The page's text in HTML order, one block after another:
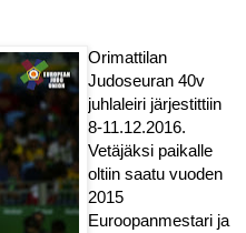
Orimattilan
Judoseuran 40v
juhlaleiri järjestittiin
8-11.12.2016.
Vetäjäksi paikalle
oltiin saatu vuoden
2015
Euroopanmestari ja